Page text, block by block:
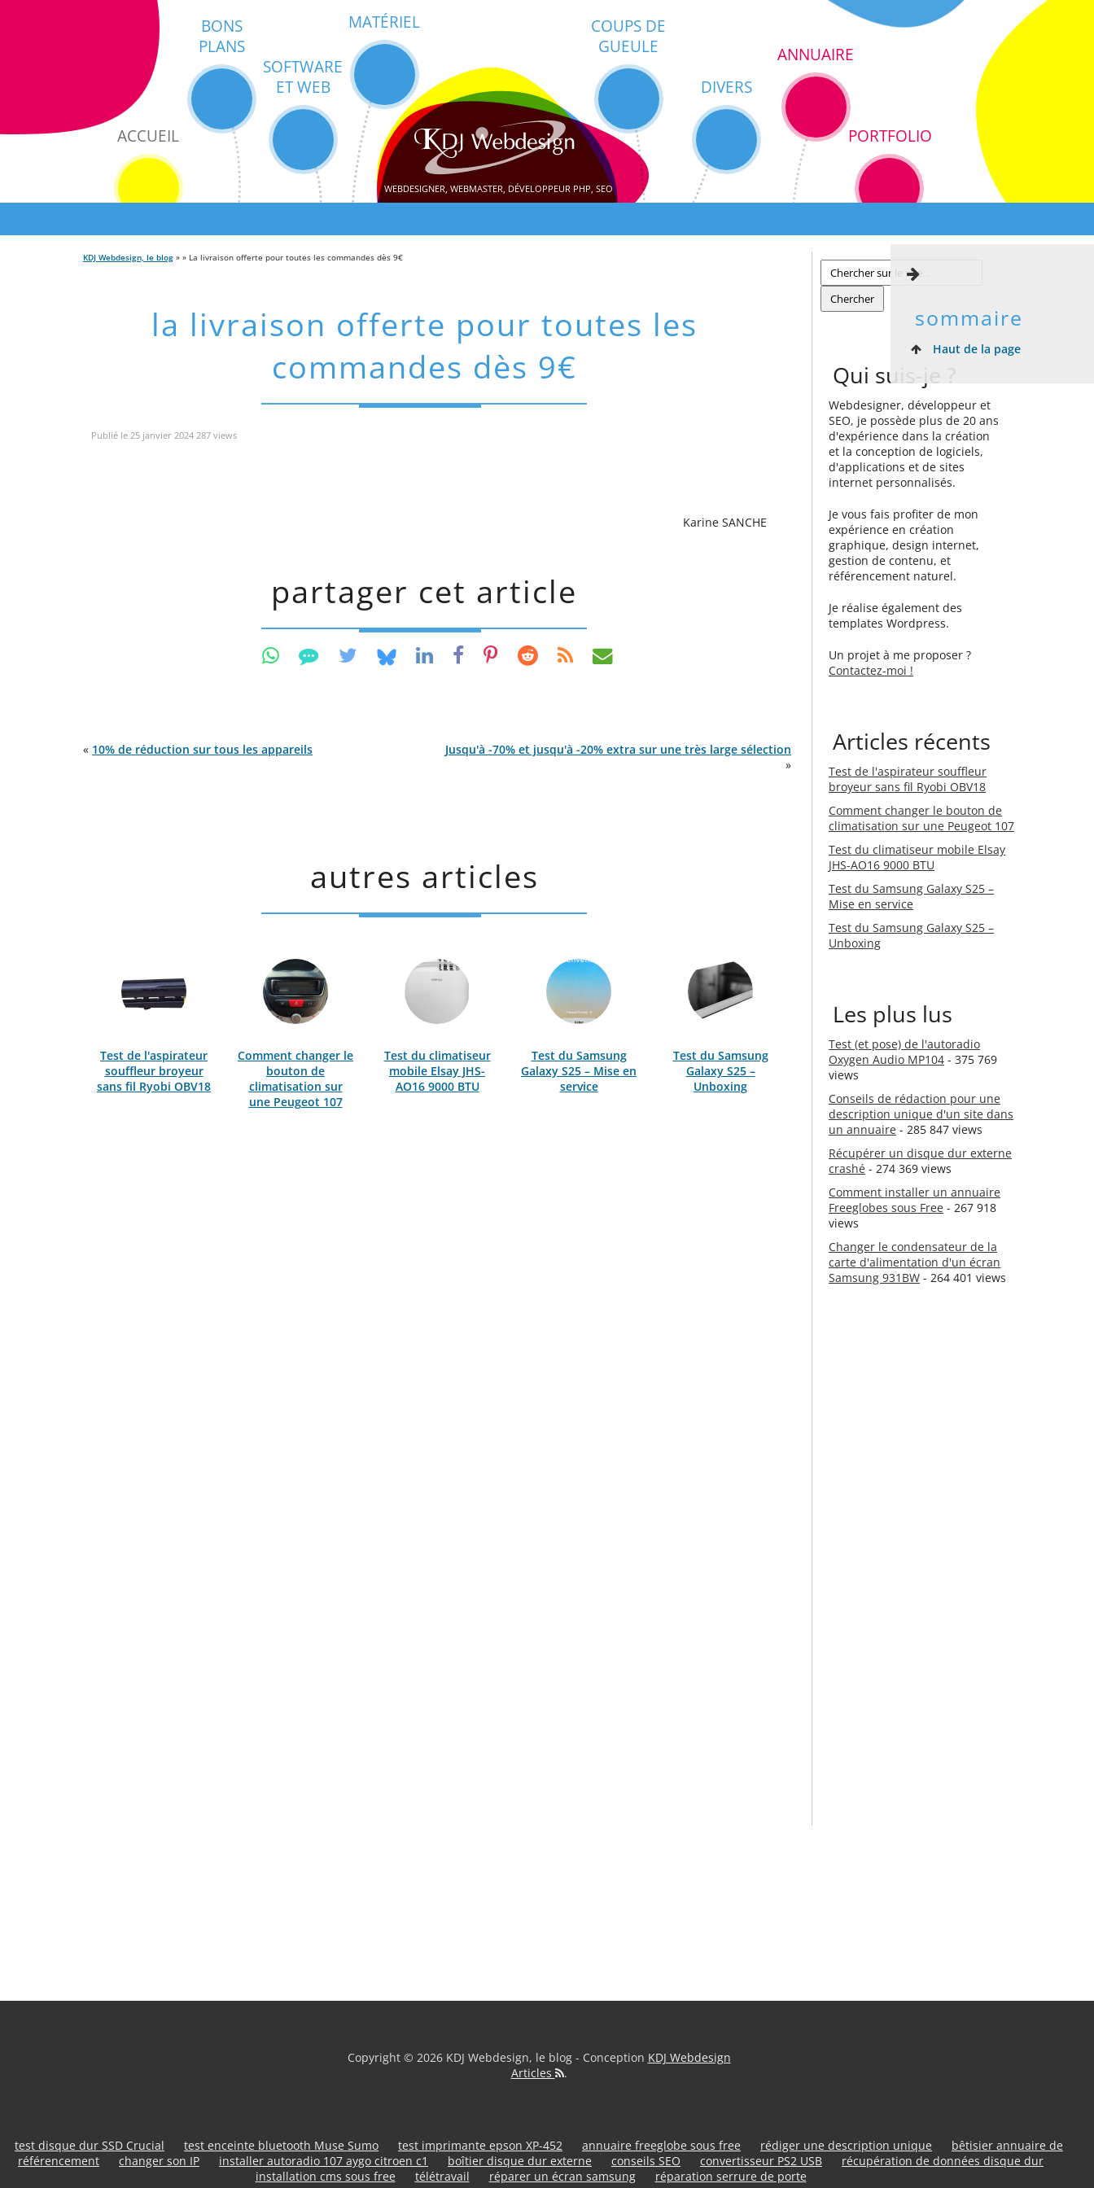
ACCUEIL
BONS
PLANS
SOFTWARE
ET WEB
MATÉRIEL
COUPS DE
GUEULE
DIVERS
ANNUAIRE
PORTFOLIO
WEBDESIGNER, WEBMASTER, DÉVELOPPEUR PHP, SEO
KDJ Webdesign, le blog » » La livraison offerte pour toutes les commandes dès 9€
la livraison offerte pour toutes les
commandes dès 9€
sommaire
Haut de la page
Publié le 25 janvier 2024 287 views
Karine SANCHE
partager cet article
« 10% de réduction sur tous les appareils
Jusqu'à -70% et jusqu'à -20% extra sur une très large sélection
»
autres articles
Test de l'aspirateur
souffleur broyeur
sans fil Ryobi OBV18
Comment changer le
bouton de
climatisation sur
une Peugeot 107
Test du climatiseur
mobile Elsay JHS-
AO16 9000 BTU
Test du Samsung
Galaxy S25 – Mise en
service
Test du Samsung
Galaxy S25 –
Unboxing
Qui suis-je ?
Webdesigner, développeur et
SEO, je possède plus de 20 ans
d'expérience dans la création
et la conception de logiciels,
d'applications et de sites
internet personnalisés.
Je vous fais profiter de mon
expérience en création
graphique, design internet,
gestion de contenu, et
référencement naturel.
Je réalise également des
templates Wordpress.
Un projet à me proposer ?
Contactez-moi !
Articles récents
Test de l'aspirateur souffleur
broyeur sans fil Ryobi OBV18
Comment changer le bouton de
climatisation sur une Peugeot 107
Test du climatiseur mobile Elsay
JHS-AO16 9000 BTU
Test du Samsung Galaxy S25 –
Mise en service
Test du Samsung Galaxy S25 –
Unboxing
Les plus lus
Test (et pose) de l'autoradio
Oxygen Audio MP104 - 375 769
views
Conseils de rédaction pour une
description unique d'un site dans
un annuaire - 285 847 views
Récupérer un disque dur externe
crashé - 274 369 views
Comment installer un annuaire
Freeglobes sous Free - 267 918
views
Changer le condensateur de la
carte d'alimentation d'un écran
Samsung 931BW - 264 401 views
Copyright © 2026 KDJ Webdesign, le blog - Conception KDJ Webdesign
Articles
.
test disque dur SSD Crucial test enceinte bluetooth Muse Sumo test imprimante epson XP-452 annuaire freeglobe sous free rédiger une description unique
bêtisier annuaire de
référencement
changer son IP installer autoradio 107 aygo citroen c1 boîtier disque dur externe conseils SEO convertisseur PS2 USB
récupération de données disque dur
installation cms sous free
télétravail réparer un écran samsung réparation serrure de porte